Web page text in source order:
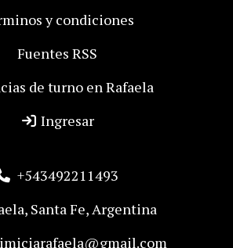
y condiciones
Fuentes RSS
de turno en Rafaela
Ingresar
+543492211493
Santa Fe, Argentina